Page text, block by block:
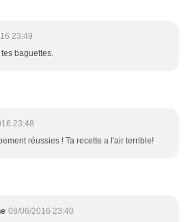
23:49
baguettes.
23:48
réussies ! Ta recette a l'air terrible!
08/06/2016 23:40